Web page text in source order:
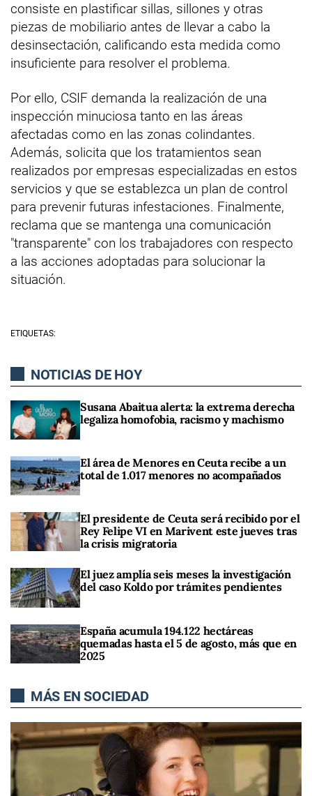
consiste en plastificar sillas, sillones y otras
piezas de mobiliario antes de llevar a cabo la
desinsectación, calificando esta medida como
insuficiente para resolver el problema.
Por ello, CSIF demanda la realización de una
inspección minuciosa tanto en las áreas
afectadas como en las zonas colindantes.
Además, solicita que los tratamientos sean
realizados por empresas especializadas en estos
servicios y que se establezca un plan de control
para prevenir futuras infestaciones. Finalmente,
reclama que se mantenga una comunicación
"transparente" con los trabajadores con respecto
a las acciones adoptadas para solucionar la
situación.
ETIQUETAS:
NOTICIAS DE HOY
Susana Abaitua alerta: la extrema derecha
legaliza homofobia, racismo y machismo
El área de Menores en Ceuta recibe a un
total de 1.017 menores no acompañados
El presidente de Ceuta será recibido por el
Rey Felipe VI en Marivent este jueves tras
la crisis migratoria
El juez amplía seis meses la investigación
del caso Koldo por trámites pendientes
España acumula 194.122 hectáreas
quemadas hasta el 5 de agosto, más que en
2025
MÁS EN SOCIEDAD